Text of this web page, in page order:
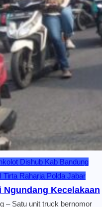
Dishub Kab Bandung
Tirta Raharja Polda Jabar
Ngundang Kecelakaan
– Satu unit truck bernomor